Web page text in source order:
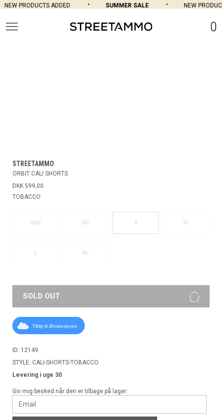
NEW PRODUCTS ADDED SUMMER SALE NEW
0
STREETAMMO
ORBIT CALI SHORTS
DKK 599,00
TOBACCO
XXS XS S M
L XL
SOLD OUT
Tilføj til Ønskeskyen
ID: 12149
STYLE: CALI-SHORTS-TOBACCO
Levering i uge 30
Giv mig besked når den er tilbage på lager: